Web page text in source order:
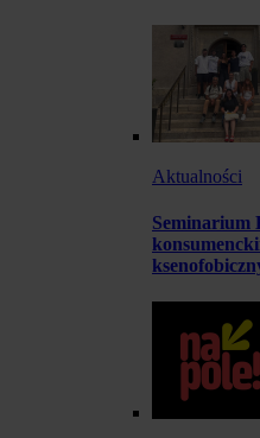
Aktualności
Seminarium